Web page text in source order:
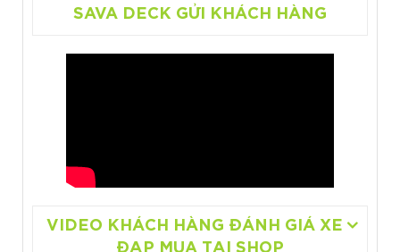
SAVA DECK GỬI KHÁCH HÀNG
VIDEO KHÁCH HÀNG ĐÁNH GIÁ XE
ĐẠP MUA TẠI SHOP